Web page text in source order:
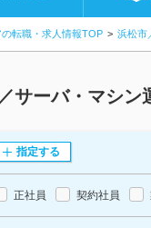
転職・求人情報TOP 浜松市
サーバ・マシン
指定する
正社員 契約社員